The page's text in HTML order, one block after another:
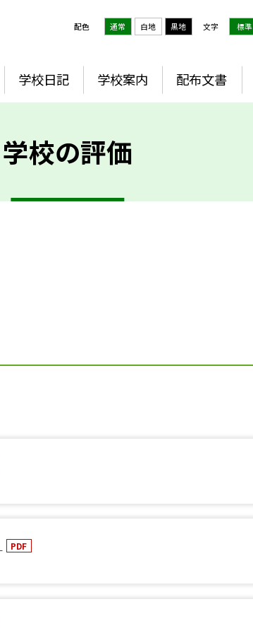
配色 通常 白地 黒地 文字 標準
学校日記 学校案内 配布文書
学校の評価
PDF